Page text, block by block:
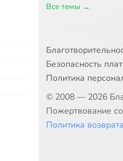
Все темы →
Безопасность
Политика
© 2008 — 2026
Пожертвование
Политика возврата